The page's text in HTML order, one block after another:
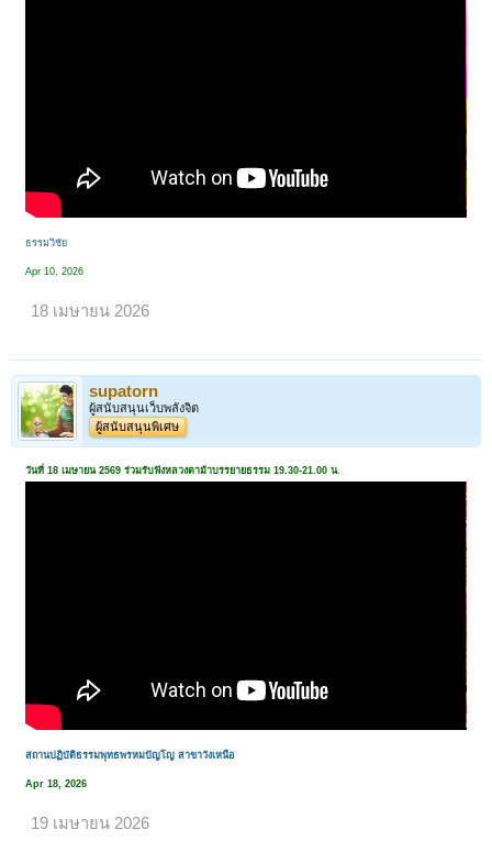
ธรรมวิชัย
Apr 10, 2026
18 เมษายน 2026
supatorn
ผู้สนับสนุนเว็บพลังจิต
ผู้สนับสนุนพิเศษ
วันที่ 18 เมษายน 2569 ร่วมรับฟังหลวงตาม้าบรรยายธรรม 19.30-21.00 น.
สถานปฏิบัติธรรมพุทธพรหมปัญโญ สาขาวังเหนือ
Apr 18, 2026
19 เมษายน 2026